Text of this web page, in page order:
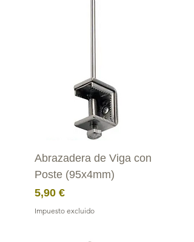
Abrazadera de Viga con
Poste (95x4mm)
Precio
5,90 €
Impuesto excluido